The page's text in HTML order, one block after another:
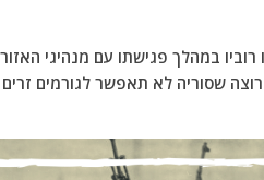
במהלך פגישתו עם מנהיגי
שסוריה לא תאפשר לגורמים